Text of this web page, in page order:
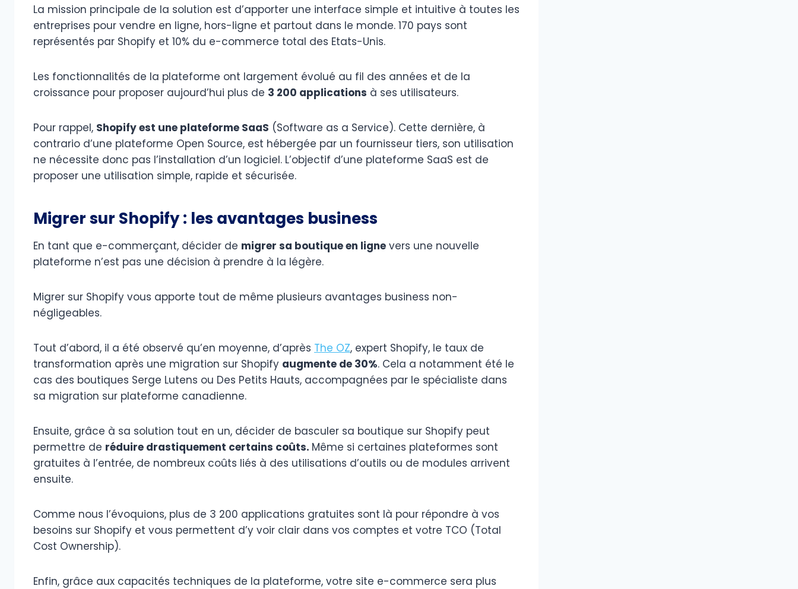
La mission principale de la solution est d’apporter une interface simple et intuitive à toutes les
entreprises pour vendre en ligne, hors-ligne et partout dans le monde. 170 pays sont
représentés par Shopify et 10% du e-commerce total des Etats-Unis.
Les fonctionnalités de la plateforme ont largement évolué au fil des années et de la
croissance pour proposer aujourd’hui plus de 3 200 applications à ses utilisateurs.
Pour rappel, Shopify est une plateforme SaaS (Software as a Service). Cette dernière, à
contrario d’une plateforme Open Source, est hébergée par un fournisseur tiers, son utilisation
ne nécessite donc pas l’installation d’un logiciel. L’objectif d’une plateforme SaaS est de
proposer une utilisation simple, rapide et sécurisée.
Migrer sur Shopify : les avantages business
En tant que e-commerçant, décider de migrer sa boutique en ligne vers une nouvelle
plateforme n’est pas une décision à prendre à la légère.
Migrer sur Shopify vous apporte tout de même plusieurs avantages business non-
négligeables.
Tout d’abord, il a été observé qu’en moyenne, d’après The OZ, expert Shopify, le taux de
transformation après une migration sur Shopify augmente de 30%. Cela a notamment été le
cas des boutiques Serge Lutens ou Des Petits Hauts, accompagnées par le spécialiste dans
sa migration sur plateforme canadienne.
Ensuite, grâce à sa solution tout en un, décider de basculer sa boutique sur Shopify peut
permettre de réduire drastiquement certains coûts. Même si certaines plateformes sont
gratuites à l’entrée, de nombreux coûts liés à des utilisations d’outils ou de modules arrivent
ensuite.
Comme nous l’évoquions, plus de 3 200 applications gratuites sont là pour répondre à vos
besoins sur Shopify et vous permettent d’y voir clair dans vos comptes et votre TCO (Total
Cost Ownership).
Enfin, grâce aux capacités techniques de la plateforme, votre site e-commerce sera plus